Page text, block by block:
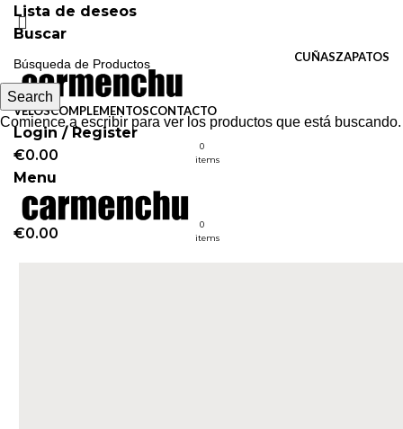
Lista de deseos
Buscar
CUÑASZAPATOS
VELOSCOMPLEMENTOSCONTACTO
Login / Register
0
items
€0.00
Menu
0
items
€0.00
Search
Comience a escribir para ver los productos que está buscando.